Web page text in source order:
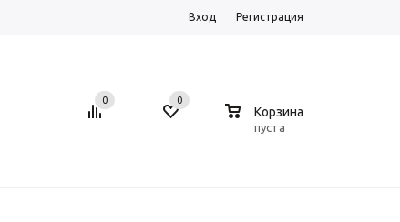
Вход Регистрация
0 0
Корзина
пуста